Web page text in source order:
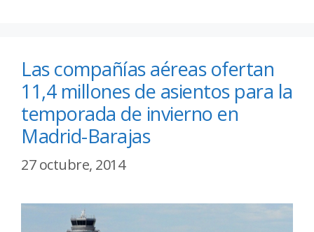
Las compañías aéreas ofertan
11,4 millones de asientos para la
temporada de invierno en
Madrid-Barajas
27 octubre, 2014